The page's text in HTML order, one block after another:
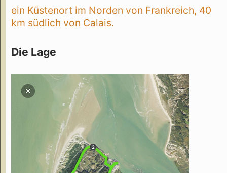
ein Küstenort im Norden von Frankreich, 40
km südlich von Calais.
Die Lage